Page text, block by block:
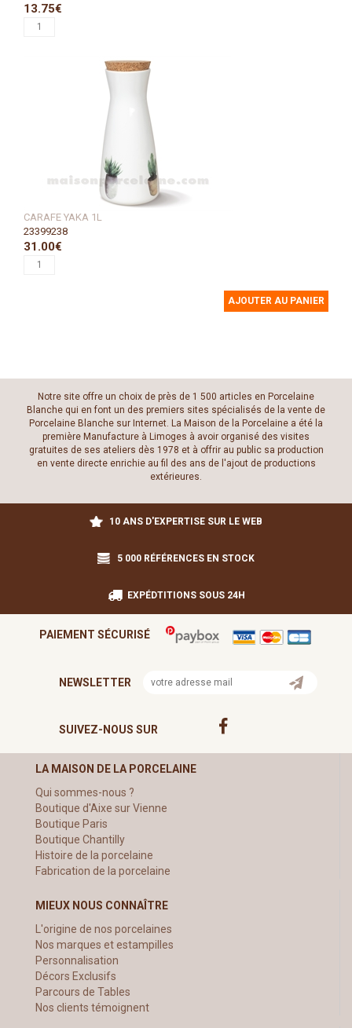
13.75€
CARAFE YAKA 1L
23399238
31.00€
AJOUTER AU PANIER
Notre site offre un choix de près de 1 500 articles en Porcelaine
Blanche qui en font un des premiers sites spécialisés de la vente de
Porcelaine Blanche sur Internet. La Maison de la Porcelaine a été la
première Manufacture à Limoges à avoir organisé des visites
gratuites de ses ateliers dès 1978 et à offrir au public sa production
en vente directe enrichie au fil des ans de l'ajout de productions
extérieures.
10 ANS D'EXPERTISE SUR LE WEB
5 000 RÉFÉRENCES EN STOCK
EXPÉDTITIONS SOUS 24H
PAIEMENT SÉCURISÉ
NEWSLETTER
SUIVEZ-NOUS SUR
LA MAISON DE LA PORCELAINE
Qui sommes-nous ?
Boutique d'Aixe sur Vienne
Boutique Paris
Boutique Chantilly
Histoire de la porcelaine
Fabrication de la porcelaine
MIEUX NOUS CONNAÎTRE
L'origine de nos porcelaines
Nos marques et estampilles
Personnalisation
Décors Exclusifs
Parcours de Tables
Nos clients témoignent